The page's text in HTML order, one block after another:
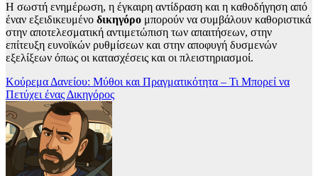
Η σωστή ενημέρωση, η έγκαιρη αντίδραση και η καθοδήγηση από
έναν εξειδικευμένο δικηγόρο μπορούν να συμβάλουν καθοριστικά
στην αποτελεσματική αντιμετώπιση των απαιτήσεων, στην
επίτευξη ευνοϊκών ρυθμίσεων και στην αποφυγή δυσμενών
εξελίξεων όπως οι κατασχέσεις και οι πλειστηριασμοί.
Πλοήγηση
άρθρων
Κούρεμα Δανείου: Μύθοι και Πραγματικότητα – Τι Μπορεί να
Πετύχει ένας Δικηγόρος